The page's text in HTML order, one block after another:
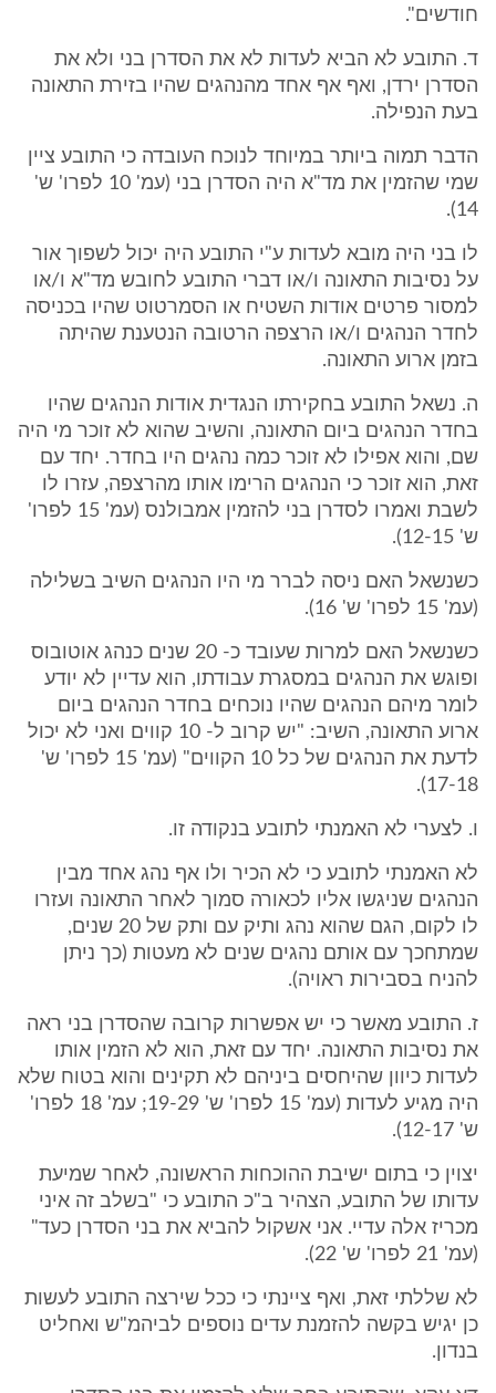
חודשים".
ד. התובע לא הביא לעדות לא את הסדרן בני ולא את
הסדרן ירדן, ואף אף אחד מהנהגים שהיו בזירת התאונה
בעת הנפילה.
הדבר תמוה ביותר במיוחד לנוכח העובדה כי התובע ציין
שמי שהזמין את מד"א היה הסדרן בני (עמ' 10 לפרו' ש'
14).
לו בני היה מובא לעדות ע"י התובע היה יכול לשפוך אור
על נסיבות התאונה ו/או דברי התובע לחובש מד"א ו/או
למסור פרטים אודות השטיח או הסמרטוט שהיו בכניסה
לחדר הנהגים ו/או הרצפה הרטובה הנטענת שהיתה
בזמן ארוע התאונה.
ה. נשאל התובע בחקירתו הנגדית אודות הנהגים שהיו
בחדר הנהגים ביום התאונה, והשיב שהוא לא זוכר מי היה
שם, והוא אפילו לא זוכר כמה נהגים היו בחדר. יחד עם
זאת, הוא זוכר כי הנהגים הרימו אותו מהרצפה, עזרו לו
לשבת ואמרו לסדרן בני להזמין אמבולנס (עמ' 15 לפרו'
ש' 12-15).
כשנשאל האם ניסה לברר מי היו הנהגים השיב בשלילה
(עמ' 15 לפרו' ש' 16).
כשנשאל האם למרות שעובד כ- 20 שנים כנהג אוטובוס
ופוגש את הנהגים במסגרת עבודתו, הוא עדיין לא יודע
לומר מיהם הנהגים שהיו נוכחים בחדר הנהגים ביום
ארוע התאונה, השיב: "יש קרוב ל- 10 קווים ואני לא יכול
לדעת את הנהגים של כל 10 הקווים" (עמ' 15 לפרו' ש'
17-18).
ו. לצערי לא האמנתי לתובע בנקודה זו.
לא האמנתי לתובע כי לא הכיר ולו אף נהג אחד מבין
הנהגים שניגשו אליו לכאורה סמוך לאחר התאונה ועזרו
לו לקום, הגם שהוא נהג ותיק עם ותק של 20 שנים,
שמתחכך עם אותם נהגים שנים לא מעטות (כך ניתן
להניח בסבירות ראויה).
ז. התובע מאשר כי יש אפשרות קרובה שהסדרן בני ראה
את נסיבות התאונה. יחד עם זאת, הוא לא הזמין אותו
לעדות כיוון שהיחסים ביניהם לא תקינים והוא בטוח שלא
היה מגיע לעדות (עמ' 15 לפרו' ש' 19-29; עמ' 18 לפרו'
ש' 12-17).
יצוין כי בתום ישיבת ההוכחות הראשונה, לאחר שמיעת
עדותו של התובע, הצהיר ב"כ התובע כי "בשלב זה איני
מכריז אלה עדיי. אני אשקול להביא את בני הסדרן כעד"
(עמ' 21 לפרו' ש' 22).
לא שללתי זאת, ואף ציינתי כי ככל שירצה התובע לעשות
כן יגיש בקשה להזמנת עדים נוספים לביהמ"ש ואחליט
בנדון.